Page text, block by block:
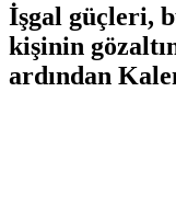
İşgal güçleri,
kişinin
ardından